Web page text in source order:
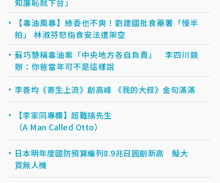
【毒油風暴】綠委也不爽！劉建國批食藥署「慢半
拍」 林淑芬怒指食安法遭架空
蘇巧慧稱毒油案「中央地方各自負責」 李四川競
辦：你爸當年可不是這樣說
李善均《寄生上流》創高峰 《我的大叔》金句滿滿
【李家同專欄】超難搞先生
（A Man Called Otto）
日本明年度國防預算編列8.9兆日圓創新高 擬大
買無人機